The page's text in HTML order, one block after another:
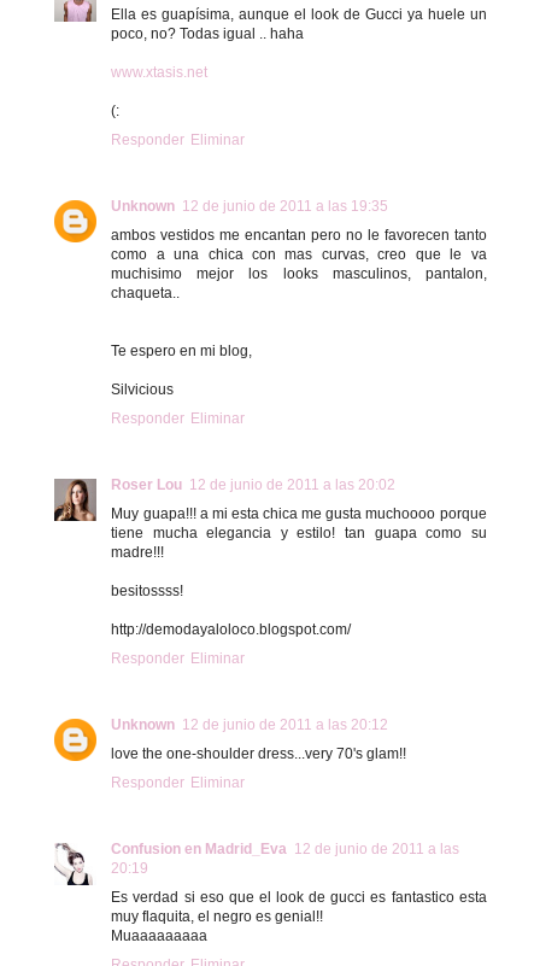
Ella es guapísima, aunque el look de Gucci ya huele un
poco, no? Todas igual .. haha
www.xtasis.net
(:
Responder Eliminar
Unknown 12 de junio de 2011 a las 19:35
ambos vestidos me encantan pero no le favorecen tanto
como a una chica con mas curvas, creo que le va
muchisimo mejor los looks masculinos, pantalon,
chaqueta..
Te espero en mi blog,
Silvicious
Responder Eliminar
Roser Lou 12 de junio de 2011 a las 20:02
Muy guapa!!! a mi esta chica me gusta muchoooo porque
tiene mucha elegancia y estilo! tan guapa como su
madre!!!
besitossss!
http://demodayaloloco.blogspot.com/
Responder Eliminar
Unknown 12 de junio de 2011 a las 20:12
love the one-shoulder dress...very 70's glam!!
Responder Eliminar
Confusion en Madrid_Eva 12 de junio de 2011 a las
20:19
Es verdad si eso que el look de gucci es fantastico esta
muy flaquita, el negro es genial!!
Muaaaaaaaaa